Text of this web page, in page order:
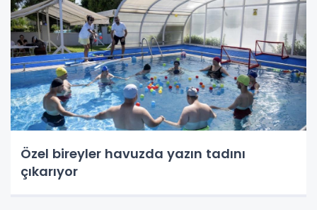
Özel bireyler havuzda yazın tadını
çıkarıyor